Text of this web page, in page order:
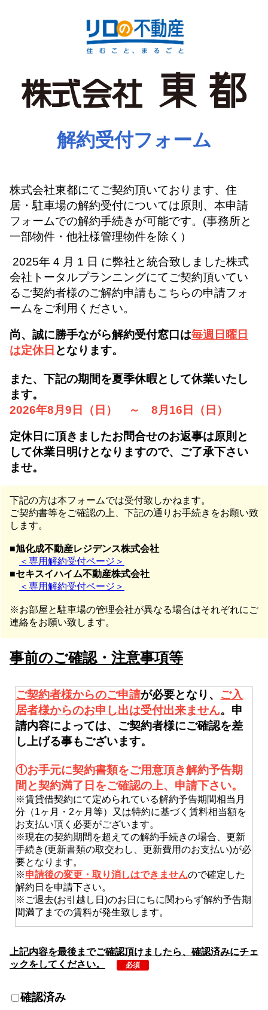
解約受付フォーム
株式会社東都にてご契約頂いております、住
居・駐車場の解約受付については原則、本申請
フォームでの解約手続きが可能です。(事務所と
一部物件・他社様管理物件を除く）
2025年 4 月 1 日 に弊社と統合致しました株式
会社トータルプランニングにてご契約頂いてい
るご契約者様のご解約申請もこちらの申請フォ
ームをご利用ください。
尚、誠に勝手ながら解約受付窓口は毎週日曜日
は定休日 となります。
また、下記の期間を夏季休暇として休業いたし
ます。
2026年8月9日（日） ～ 8月16日（日）
定休日に頂きましたお問合せのお返事は原則と
して休業日明けとなりますので、ご了承下さい
ませ。
下記の方は本フォームでは受付致しかねます。
ご契約書等をご確認の上、下記の通りお手続きをお願い致
します。
■旭化成不動産レジデンス株式会社
＜専用解約受付ページ＞
■セキスイハイム不動産株式会社
＜専用解約受付ページ＞
※お部屋と駐車場の管理会社が異なる場合はそれぞれにご
連絡をお願い致します。
事前のご確認・注意事項等
ご契約者様からのご申請が必要となり、 ご入
居者様からのお申し出は受付出来ません。申
請内容によっては、ご契約者様にご確認を差
し上げる事もございます。
①お手元に契約書類をご用意頂き解約予告期
間と契約満了日をご確認の上、申請下さい。
※賃貸借契約にて定められている解約予告期間相当月
分（1ヶ月・2ヶ月等）又は特約に基づく賃料相当額を
お支払い頂く必要がございます。
※現在の契約期間を超えての解約手続きの場合、更新
手続き(更新書類の取交わし、更新費用のお支払い)が必
要となります。
※申請後の変更・取り消しはできませんので確定した
解約日を申請下さい。
※ご退去(お引越し日)のお日にちに関わらず解約予告期
間満了までの賃料が発生致します。
続きは完了致しません。
申請内容に問題なければ、申請後にご登録のご情報へ
送付をもって、手続き完了となります。（手続き完了
後、書面等のやり取りは原則ございません）
上記内容を最後までご確認頂けましたら、確認済みにチェ
ックをしてください。
必須
確認済み